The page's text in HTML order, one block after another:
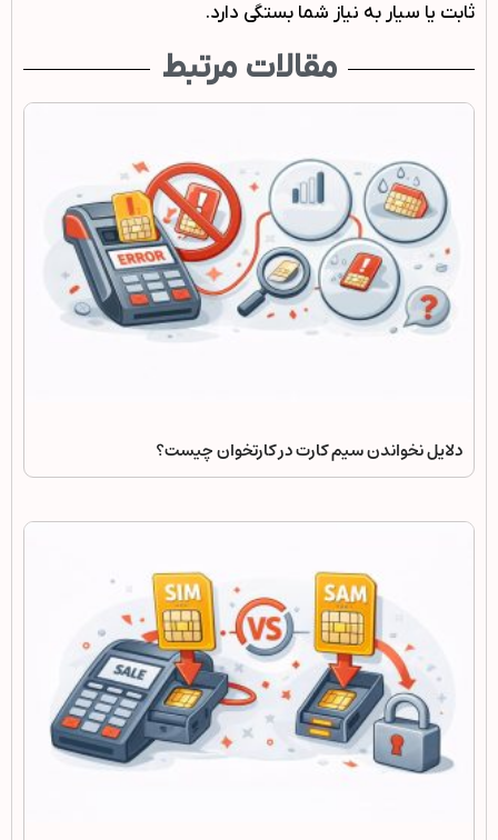
ثابت یا سیار به نیاز شما بستگی دارد.
مقالات مرتبط
دلایل نخواندن سیم کارت در کارتخوان چیست؟